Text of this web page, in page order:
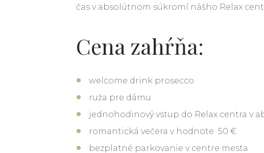
čas v absolútnom súkromí nášho Relax
Cena zahŕňa:
welcome drink prosecco
ruža pre dámu
jednohodinový vstup do Relax centra v
romantická večera v hodnote 50 €
bezplatné parkovanie v centre mesta